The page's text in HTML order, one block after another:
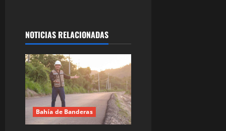
c
i
ó
n
NOTICIAS RELACIONADAS
Bahía de Banderas